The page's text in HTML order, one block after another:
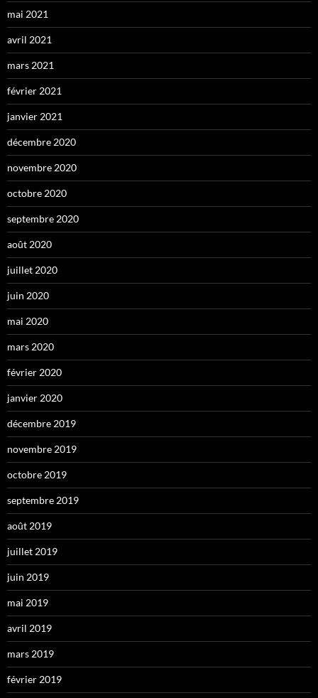
mai 2021
avril 2021
mars 2021
février 2021
janvier 2021
décembre 2020
novembre 2020
octobre 2020
septembre 2020
août 2020
juillet 2020
juin 2020
mai 2020
mars 2020
février 2020
janvier 2020
décembre 2019
novembre 2019
octobre 2019
septembre 2019
août 2019
juillet 2019
juin 2019
mai 2019
avril 2019
mars 2019
février 2019